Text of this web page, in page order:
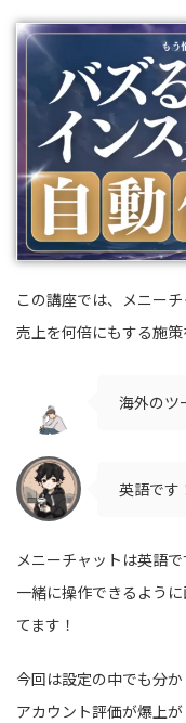
この講座では、メニー
売上を何倍にもする施策
海外のツ
英語です
メニーチャットは英語
一緒に操作できるよう
てます！
今回は設定の中でも分か
アカウント評価が爆上